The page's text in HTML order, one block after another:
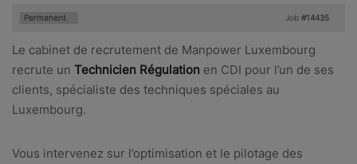
Type:
Permanent Job #14435
Le cabinet de recrutement de Manpower Luxembourg
recrute un Technicien Régulation en CDI pour l’un de ses
clients, spécialiste des techniques spéciales au
Luxembourg.
Vous intervenez sur l’optimisation et le pilotage des